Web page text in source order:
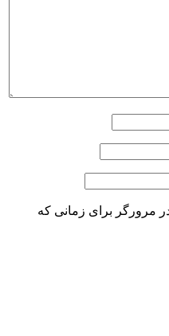
مرورگر برای زمانی که